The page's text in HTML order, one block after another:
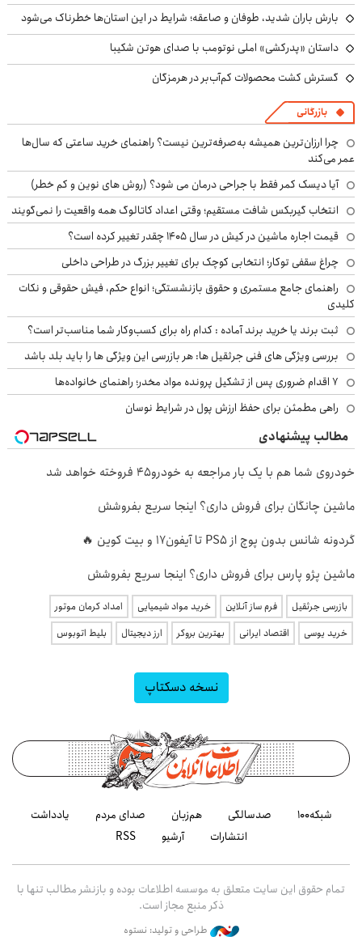
بارش باران شدید، طوفان و صاعقه؛ شرایط در این استان‌ها خطرناک می‌شود
داستان «پدرکشی» املی نوتومب با صدای هوتن شکیبا
گسترش کشت محصولات کم‌آب‌بر در هرمزگان
بازرگانی
چرا ارزان‌ترین همیشه به‌صرفه‌ترین نیست؟ راهنمای خرید ساعتی که سال‌ها
عمر می‌کند
آیا دیسک کمر فقط با جراحی درمان می شود؟ (روش های نوین و کم خطر)
انتخاب گیربکس شافت مستقیم؛ وقتی اعداد کاتالوگ همه واقعیت را نمی‌گویند
قیمت اجاره ماشین در کیش در سال ۱۴۰۵ چقدر تغییر کرده است؟
چراغ سقفی توکار؛ انتخابی کوچک برای تغییر بزرگ در طراحی داخلی
راهنمای جامع مستمری و حقوق بازنشستگی؛ انواع حکم، فیش حقوقی و نکات
کلیدی
ثبت برند یا خرید برند آماده : کدام راه برای کسب‌وکار شما مناسب‌تر است؟
بررسی ویژگی های فنی جرثقیل ها: هر بازرسی این ویژگی ها را باید بلد باشد
۷ اقدام ضروری پس از تشکیل پرونده مواد مخدر؛ راهنمای خانواده‌ها
راهی مطمئن برای حفظ ارزش پول در شرایط نوسان
مطالب پیشنهادی
خودروی شما هم با یک بار مراجعه به خودرو45 فروخته خواهد شد
ماشین چانگان برای فروش داری؟ اینجا سریع بفروشش
گردونه شانس بدون پوچ از PS5 تا آیفون17 و بیت کوین 🔥
ماشین پژو پارس برای فروش داری؟ اینجا سریع بفروشش
بازرسی جرثقیل فرم ساز آنلاین خرید مواد شیمیایی
امداد کرمان موتور
خرید یوسی
اقتصاد ایرانی بهترین بروکر ارز دیجیتال بلیط اتوبوس
نسخه دسکتاپ
شبکه۱۰۰ صدسالگی هم‌زبان صدای مردم
یادداشت
انتشارات
آرشیو RSS
تمام حقوق این سایت متعلق به موسسه اطلاعات بوده و بازنشر مطالب تنها با
ذکر منبع مجاز است.
طراحی و تولید: نستوه